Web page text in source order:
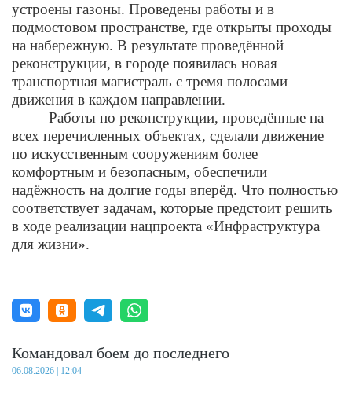
устроены газоны. Проведены работы и в
подмостовом пространстве, где открыты проходы
на набережную. В результате проведённой
реконструкции, в городе появилась новая
транспортная магистраль с тремя полосами
движения в каждом направлении.
Работы по реконструкции, проведённые на
всех перечисленных объектах, сделали движение
по искусственным сооружениям более
комфортным и безопасным, обеспечили
надёжность на долгие годы вперёд. Что полностью
соответствует задачам, которые предстоит решить
в ходе реализации нацпроекта «Инфраструктура
для жизни».
Командовал боем до последнего
06.08.2026 | 12:04